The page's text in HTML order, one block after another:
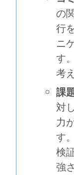
の
行
ニ
す
考
課
対
力
す
検
強